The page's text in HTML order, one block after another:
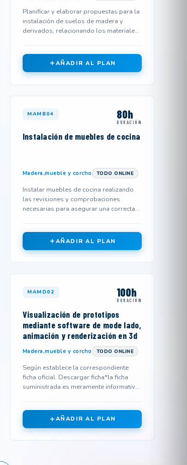
Planificar y elaborar propuestas para la
instalación de suelos de madera y
derivados, relacionando los materiales
AÑADIR AL PLAN
MAMB04 80h
DURACIÓN
Instalación de muebles de cocina
Madera,mueble y corcho TODO ONLINE
Instalar muebles de cocina realizando
las revisiones y comprobaciones
necesarias para asegurar una correcta
AÑADIR AL PLAN
MAMD02 100h
DURACIÓN
Visualización de prototipos
mediante software de mode lado,
animación y renderización en 3d
Madera,mueble y corcho TODO ONLINE
Según establece la correspondiente
ficha oficial. Descargar ficha*la ficha
suministrada es meramente informativa
AÑADIR AL PLAN